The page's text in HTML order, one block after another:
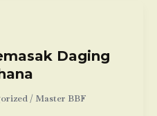
Daging
/ Master BBF